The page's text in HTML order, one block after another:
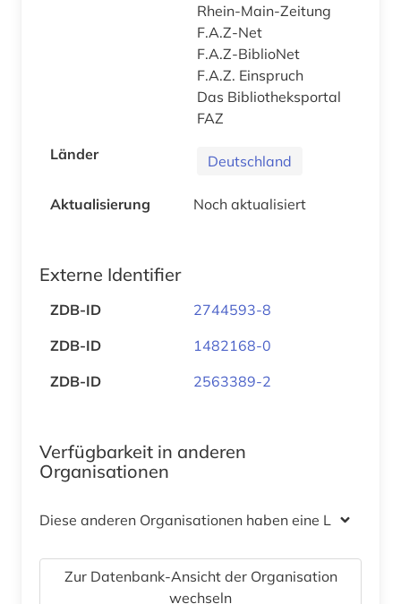
Rhein-Main-Zeitung
F.A.Z-Net
F.A.Z-BiblioNet
F.A.Z. Einspruch
Das Bibliotheksportal
FAZ
Länder
Deutschland
Aktualisierung Noch aktualisiert
Externe Identifier
ZDB-ID
2744593-8
ZDB-ID
1482168-0
ZDB-ID
2563389-2
Verfügbarkeit in anderen
Organisationen
Diese anderen Organisationen haben eine Lizenz
Zur Datenbank-Ansicht der Organisation
wechseln